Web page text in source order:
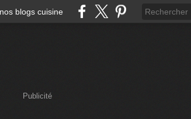
blogs cuisine
Publicité